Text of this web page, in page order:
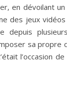
en dévoilant un
des jeux
depuis
sa propre
l’occasion